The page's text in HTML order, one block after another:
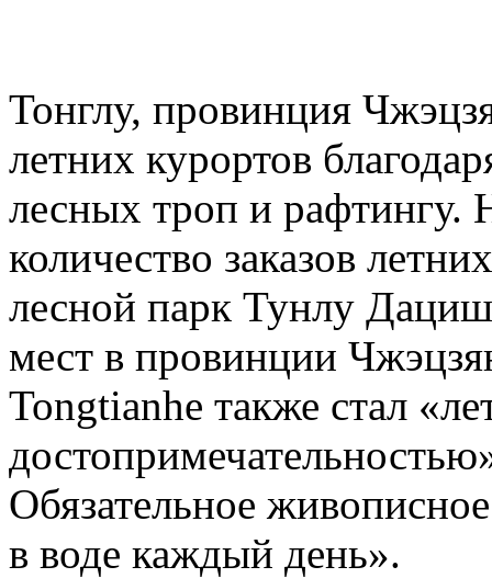
Тонглу, провинция
летних курортов
лесных троп и рафтингу.
количество заказов
лесной парк Тунлу
мест в провинции
Tongtianhe также стал
Обязательное
в воде каждый день».